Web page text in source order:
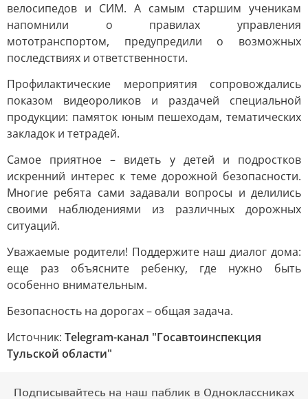
велосипедов и СИМ. А самым старшим ученикам
напомнили о правилах управления
мототранспортом, предупредили о возможных
последствиях и ответственности.
Профилактические мероприятия сопровождались
показом видеороликов и раздачей специальной
продукции: памяток юным пешеходам, тематических
закладок и тетрадей.
Самое приятное – видеть у детей и подростков
искренний интерес к теме дорожной безопасности.
Многие ребята сами задавали вопросы и делились
своими наблюдениями из различных дорожных
ситуаций.
Уважаемые родители! Поддержите наш диалог дома:
еще раз объясните ребенку, где нужно быть
особенно внимательным.
Безопасность на дорогах – общая задача.
Источник: Telegram-канал "Госавтоинспекция
Тульской области"
Подписывайтесь на наш паблик в Одноклассниках